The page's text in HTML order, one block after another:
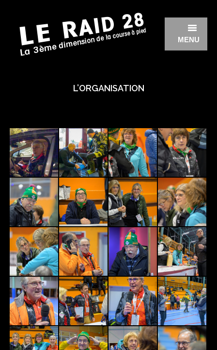
MENU
ÉDITION 2025
ÉDITION 2023
ÉDITION 2022
ÉDITION 2020
L’ORGANISATION